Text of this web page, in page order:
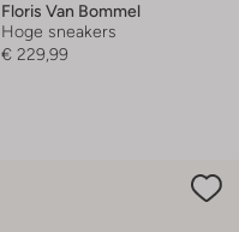
Floris Van Bommel
Hoge sneakers
€ 229,99